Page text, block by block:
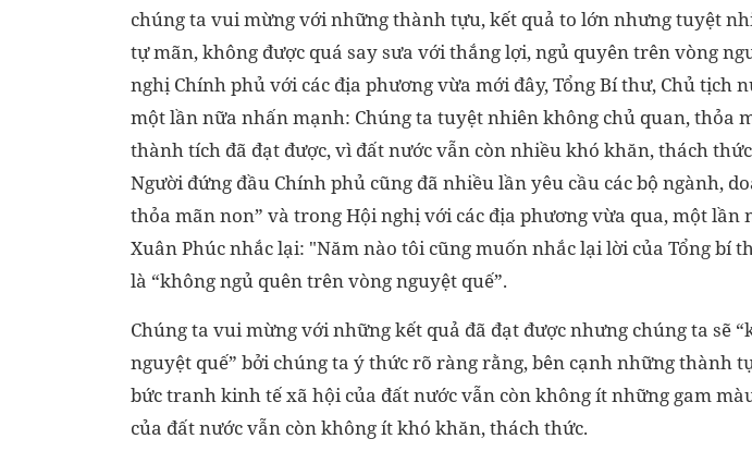
chúng ta vui mừng với những thành tựu, kết quả to lớn nhưng tuyệt
tự mãn, không được quá say sưa với thắng lợi, ngủ quyên trên vòng
nghị Chính phủ với các địa phương vừa mới đây, Tổng Bí thư, Chủ tịch
một lần nữa nhấn mạnh: Chúng ta tuyệt nhiên không chủ quan, thỏa
thành tích đã đạt được, vì đất nước vẫn còn nhiều khó khăn, thách
Người đứng đầu Chính phủ cũng đã nhiều lần yêu cầu các bộ ngành,
thỏa mãn non” và trong Hội nghị với các địa phương vừa qua, một lần
Xuân Phúc nhắc lại: "Năm nào tôi cũng muốn nhắc lại lời của Tổng bí
là “không ngủ quên trên vòng nguyệt quế”.
Chúng ta vui mừng với những kết quả đã đạt được nhưng chúng ta sẽ
nguyệt quế” bởi chúng ta ý thức rõ ràng rằng, bên cạnh những thành
bức tranh kinh tế xã hội của đất nước vẫn còn không ít những gam
của đất nước vẫn còn không ít khó khăn, thách thức.